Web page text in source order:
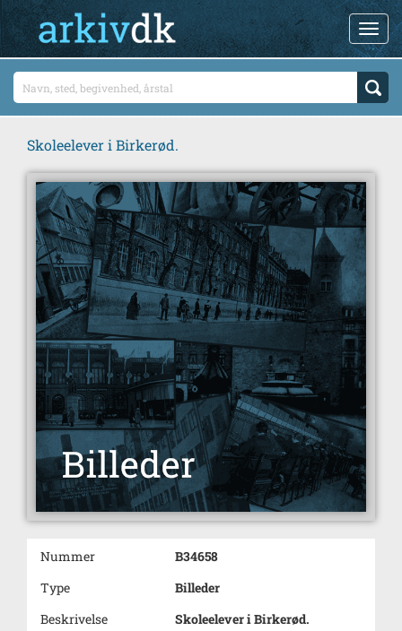
Skoleelever i Birkerød.
Nummer
B34658
Type
Billeder
Beskrivelse
Skoleelever i Birkerød.